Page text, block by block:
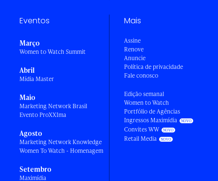
Eventos
Março
Women to Watch Summit
Abril
Mídia Master
Maio
Marketing Network Brasil
Evento ProXXIma
Agosto
Marketing Network Knowledge
Women To Watch - Homenagem
Setembro
Maximídia
Mais
Assine
Renove
Anuncie
Política de privacidade
Fale conosco
Edição semanal
Women to Watch
Portfólio de Agências
Ingressos Maximídia
Convites WW
Retail Media